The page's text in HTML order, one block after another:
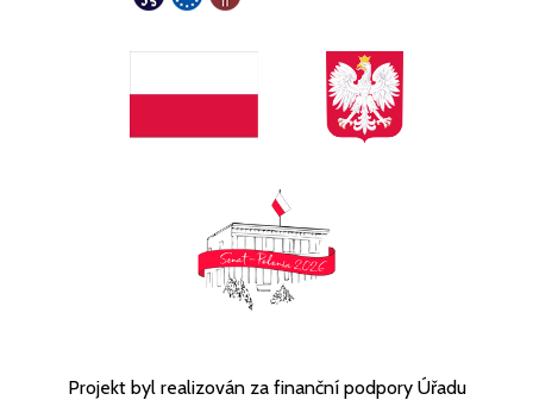
Projekt byl realizován za finanční podpory Úřadu